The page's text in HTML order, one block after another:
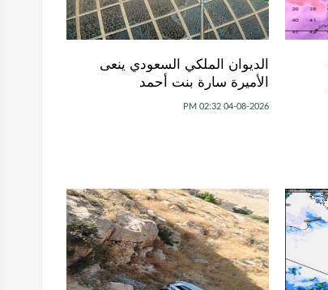
الديوان الملكي السعودي ينعى
الأميرة سارة بنت أحمد
04-08-2026 02:32 PM